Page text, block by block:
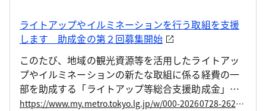
ライトアップやイルミネーションを行う取組を支援
します 助成金の第２回募集開始
このたび、地域の観光資源等を活用したライトアッ
プやイルミネーションの新たな取組に係る経費の一
部を助成する「ライトアップ等総合支援助成金」の
令和８年度第２回募集を開始します。
https://www.my.metro.tokyo.lg.jp/w/000-20260728-262976009